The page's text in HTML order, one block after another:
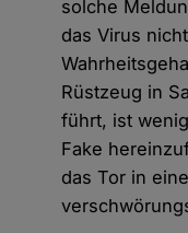
solche
das Virus
Rüstzeug in
führt, ist
Fake
das Tor in